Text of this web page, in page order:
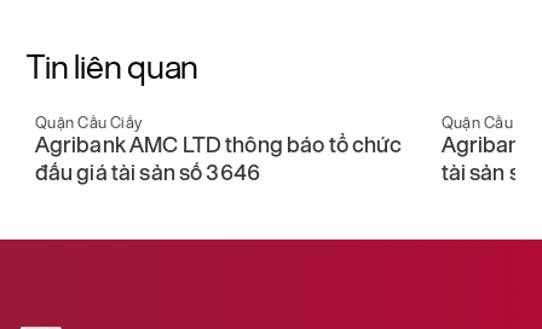
Tin liên quan
Quận Cầu Ciấy
Agribank AMC LTD thông báo tổ chức
đấu giá tài sản số 3646
Quận Cầu
Agribank
tài sản số